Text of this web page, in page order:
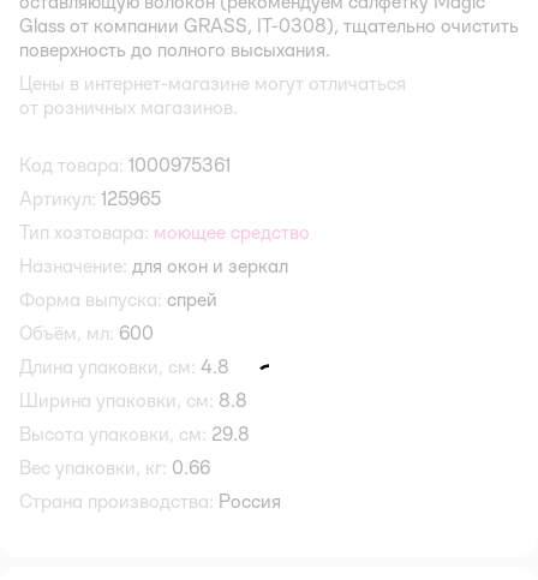
Glass от компании GRASS, IT-0308), тщательно очистить
поверхность до полного высыхания.
Цены в интернет-магазине могут отличаться
от розничных магазинов.
Код товара: 1000975361
Артикул: 125965
Тип хозтовара: моющее средство
Назначение: для окон и зеркал
Форма выпуска: спрей
Объём, мл: 600
Длина упаковки, см: 4.8
Ширина упаковки, см: 8.8
Высота упаковки, см: 29.8
Вес упаковки, кг: 0.66
Страна производства: Россия